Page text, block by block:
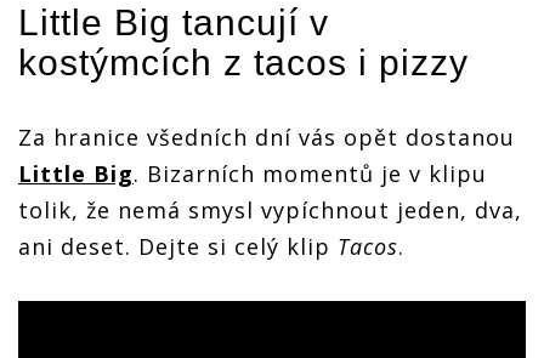
Little Big tancují v
kostýmcích z tacos i pizzy
Za hranice všedních dní vás opět dostanou
Little Big. Bizarních momentů je v klipu
tolik, že nemá smysl vypíchnout jeden, dva,
ani deset. Dejte si celý klip Tacos.